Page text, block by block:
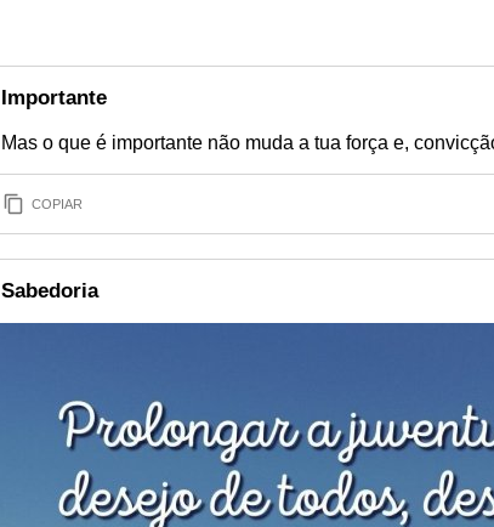
Importante
Mas o que é importante não muda a tua força e,
COPIAR
Sabedoria